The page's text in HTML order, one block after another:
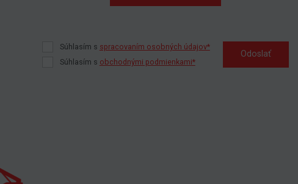
Súhlasím s spracovaním osobných údajov*
Súhlasím s obchodnými podmienkami*
Odoslať